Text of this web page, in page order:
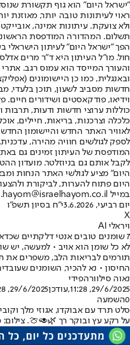
"ישראל היום" הוא גוף תקשורת
ראוי לעיתונות טובה יותר, מאוזנת
ולא צועקת. עיתונות אמינה,
הפך "ישראל היום" לעיתון הישראלי
חול. מו"ל העיתון היא ד"ר מרים
והעורך המייסד הוא עמוס רגב.
חדשות מסביב לשעון, תוכן בלעדי,
וידיאו, פודקאסטים ושידורים
כוללות ערוצי חדשות ודעות, תרבות
לאוויר האתר החדש והיישומון
לספק לגולשים חוויה מהירה,
המודפסת של העיתון זמינים גם
לקבל אותם גם בניוזלטר. מועדון
היום" מציע לגולשי האתר הנחות
היום פתוח להערות, לביקורת
במייל hayom@israelhayom.co.il.
יום רביעי, 3.6.2026
י"ח בסיון תשפ"ו
X
ויראלי AI
7 שומנים טובים אנטי דלקתיים שכדאי שתכניסו לתפריט
לא כל שומן הוא אויב • למעשה, יש
תורמים לבריאות הלב, משפרים
החיסון • נא להכיר, השומנים
נאוה סילוורהפידי
29/6/2025, 11:28
,עודכן29/6/2025, 11:28
0השמעה
סלט תרד עם אבוקדו, אגוזי מלך
על רקע עץ ובוקר רך 🌿🥑🍈. צילום: